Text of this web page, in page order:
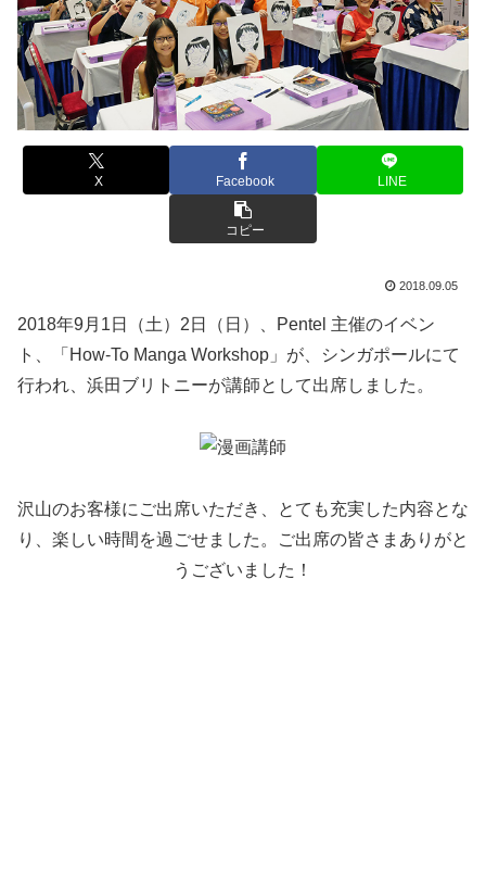
X Facebook LINE
コピー
2018.09.05
2018年9月1日（土）2日（日）、Pentel 主催のイベン
ト、「How-To Manga Workshop」が、シンガポールにて
行われ、浜田ブリトニーが講師として出席しました。
沢山のお客様にご出席いただき、とても充実した内容とな
り、楽しい時間を過ごせました。ご出席の皆さまありがと
うございました！